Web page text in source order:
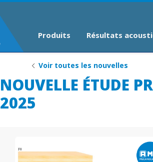
Produits Résultats
Voir toutes les nouvelles
NOUVELLE ÉTUDE
2025